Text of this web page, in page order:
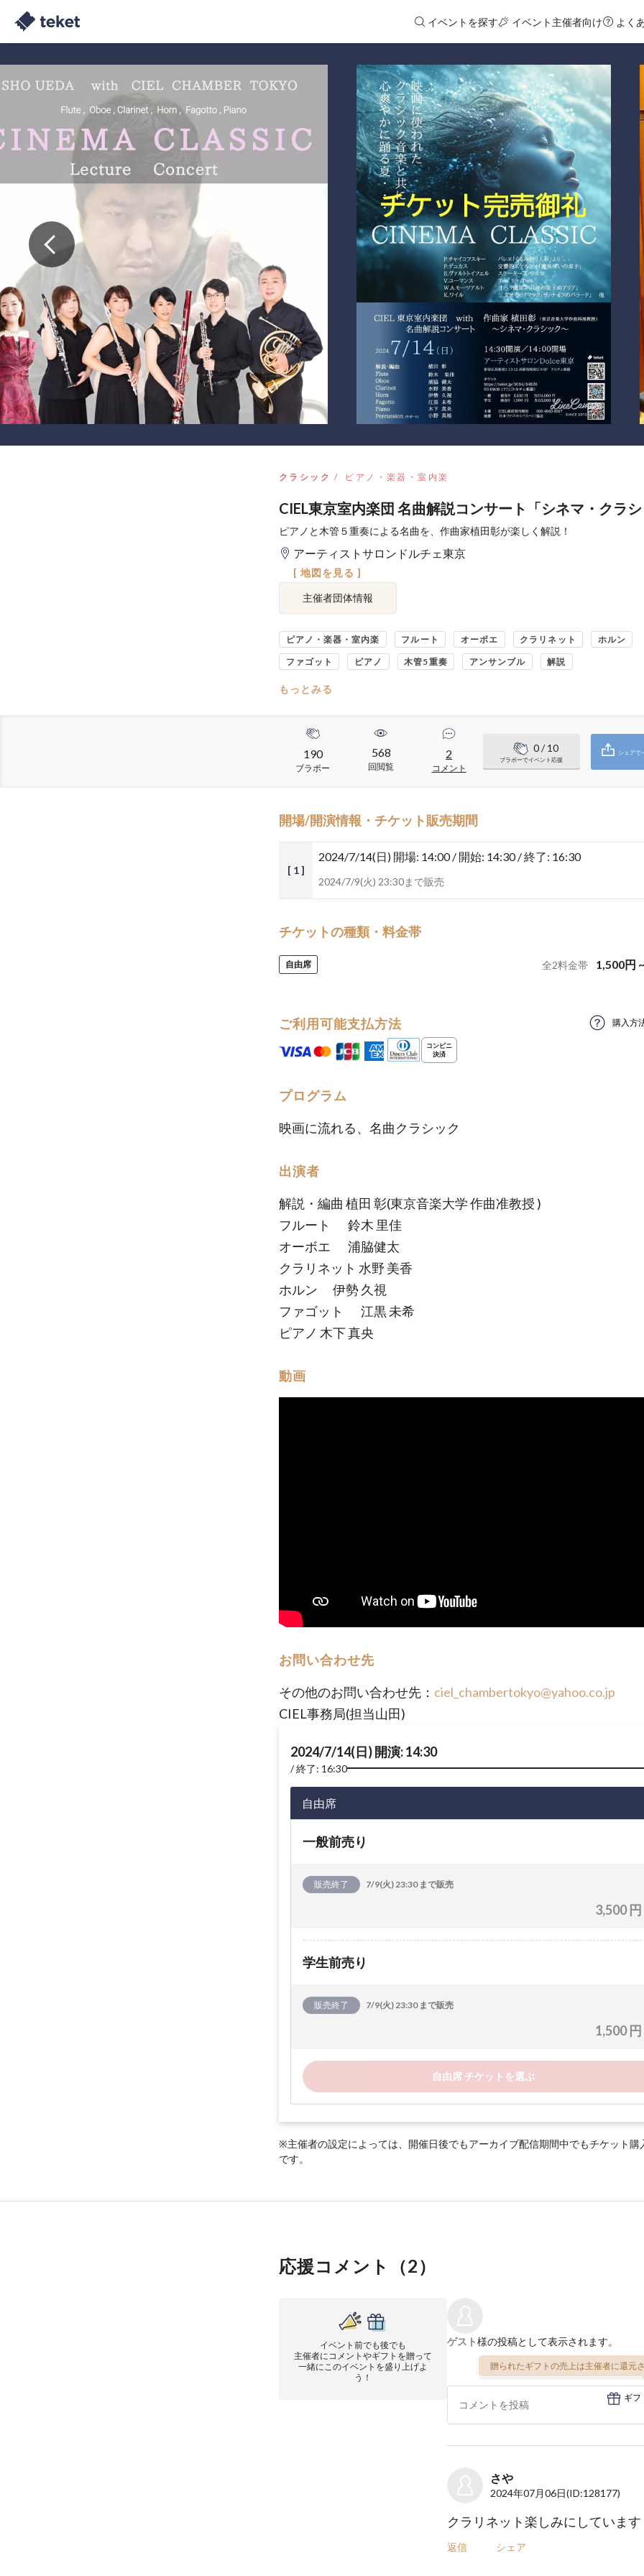
イベントを探す イベント主催者向け よく
クラシック ピアノ・楽器・室内楽
CIEL東京室内楽団 名曲解説コンサート「シネマ・クラ
ピアノと木管５重奏による名曲を、作曲家植田彰が楽しく解説！
アーティストサロンドルチェ東京
[ 地図を見る ]
主催者団体情報
ピアノ・楽器・室内楽 フルート オーボエ クラリネット ホルン
ファゴット ピアノ 木管5重奏 アンサンブル 解説
もっとみる
190
ブラボー
568
回閲覧
2
コメント
0/ 10
ブラボーでイベント応援
シェアで
開場/開演情報・チケット販売期間
[ 1 ]
2024/7/14(日) 開場: 14:00 / 開始: 14:30 / 終了: 16:30
2024/7/9(火) 23:30まで販売
チケットの種類・料金帯
自由席 全2料金帯 1,500円
ご利用可能支払方法 購入方
プログラム
映画に流れる、名曲クラシック
出演者
解説・編曲 植田 彰(東京音楽大学 作曲准教授 )
フルート 鈴木 里佳
オーボエ 浦脇健太
クラリネット 水野 美香
ホルン 伊勢 久視
ファゴット 江黒 未希
ピアノ 木下 真央
動画
お問い合わせ先
その他のお問い合わせ先： ciel_chambertokyo@yahoo.co.jp
CIEL事務局(担当山田)
2024/7/14(日) 開演: 14:30
終了: 16:30
自由席
一般前売り
販売終了 7/9(火) 23:30 まで販売
3,500 円
学生前売り
販売終了 7/9(火) 23:30 まで販売
1,500 円
自由席 チケットを選ぶ
※主催者の設定によっては、開催日後でもアーカイブ配信期間中でもチケット購
です。
応援コメント（2）
イベント前でも後でも
主催者にコメントやギフトを贈って
一緒にこのイベントを盛り上げよ
う！
ゲスト様の投稿として表示されます。
贈られたギフトの売上は主催者に還元
ギフ
さや
2024年07月06日(ID:128177)
クラリネット楽しみにしています
返信 シェア